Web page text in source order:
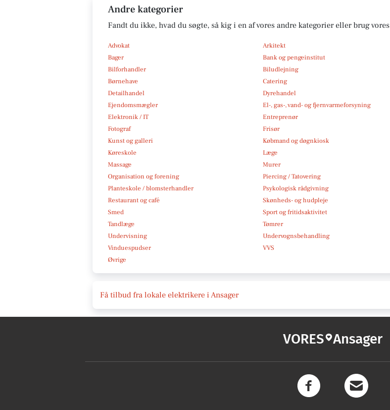
Andre kategorier
Fandt du ikke, hvad du søgte, så kig i en af vores andre kategorier eller brug vores
Advokat Arkitekt
Bager
Bank og pengeinstitut
Bilforhandler
Biludlejning
Børnehave
Catering
Detailhandel
Dyrehandel
Ejendomsmægler
El-, gas-, vand- og fjernvarmeforsyning
Elektronik / IT
Entreprenør
Fotograf
Frisør
Kunst og galleri
Købmand og døgnkiosk
Køreskole
Læge
Massage
Murer
Organisation og forening
Piercing / Tatovering
Planteskole / blomsterhandler
Psykologisk rådgivning
Restaurant og café
Skønheds- og hudpleje
Smed
Sport og fritidsaktivitet
Tandlæge
Tømrer
Undervisning
Undervognsbehandling
Vinduespudser
VVS
Øvrige
Få tilbud fra lokale elektrikere i Ansager
VORES Ansager